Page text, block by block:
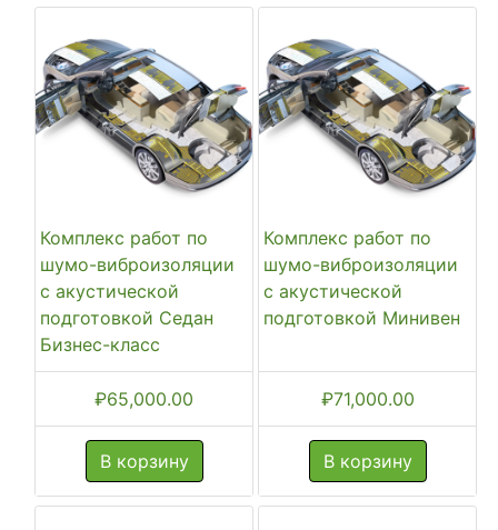
Комплекс работ по
шумо-виброизоляции
с акустической
подготовкой Седан
Бизнес-класс
₽65,000.00
В корзину
Комплекс работ по
шумо-виброизоляции
с акустической
подготовкой Минивен
₽71,000.00
В корзину